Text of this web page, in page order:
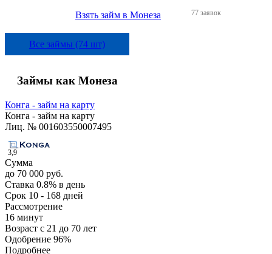
Взять займ в Монеза 77 заявок
Все займы (74 шт)
Займы как Монеза
Конга - займ на карту
Конга - займ на карту
Лиц. № 001603550007495
3,9
Сумма
до 70 000 руб.
Ставка 0.8% в день
Срок 10 - 168 дней
Рассмотрение
16 минут
Возраст с 21 до 70 лет
Одобрение 96%
Подробнее